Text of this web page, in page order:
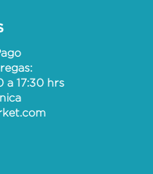
a 17:30 hrs